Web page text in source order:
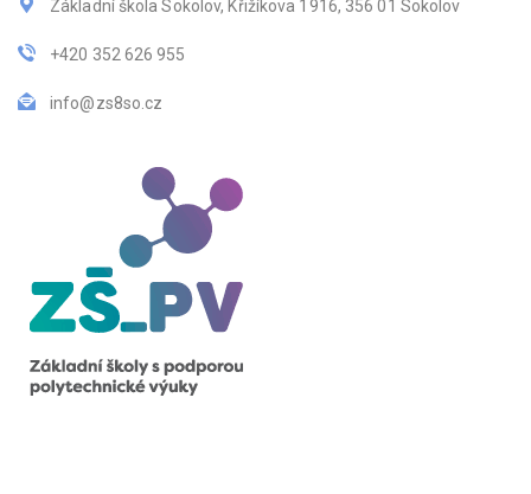
Základní škola Sokolov, Křižíkova 1916, 356 01 Sokolov
+420 352 626 955
info@zs8so.cz